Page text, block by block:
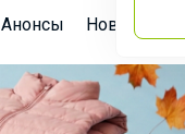
Анонсы Новости